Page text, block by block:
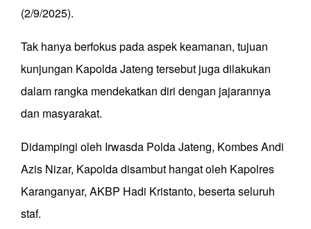
(2/9/2025).
Tak hanya berfokus pada aspek keamanan, tujuan
kunjungan Kapolda Jateng tersebut juga dilakukan
dalam rangka mendekatkan diri dengan jajarannya
dan masyarakat.
Didampingi oleh Irwasda Polda Jateng, Kombes Andi
Azis Nizar, Kapolda disambut hangat oleh Kapolres
Karanganyar, AKBP Hadi Kristanto, beserta seluruh
staf.